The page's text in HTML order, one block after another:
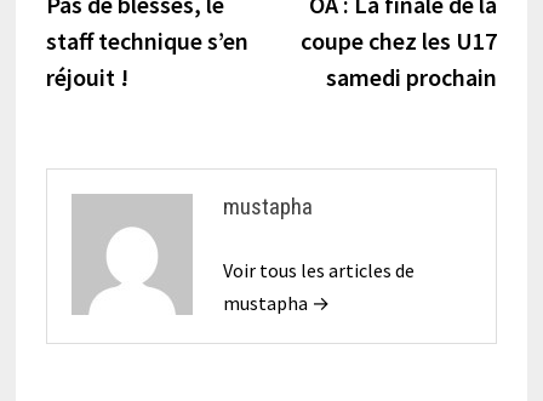
de
l’article
staff technique s’en
réjouit !
coupe chez les U17
samedi prochain
mustapha
Voir tous les articles de
mustapha →